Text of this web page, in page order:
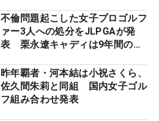
不倫問題起こした女子プロゴルフ
ァー3人への処分をJLPGAが発
表 栗永遼キャディは9年間の立
昨年覇者・河本結は小祝さくら、
佐久間朱莉と同組 国内女子ゴル
フ組み合わせ発表